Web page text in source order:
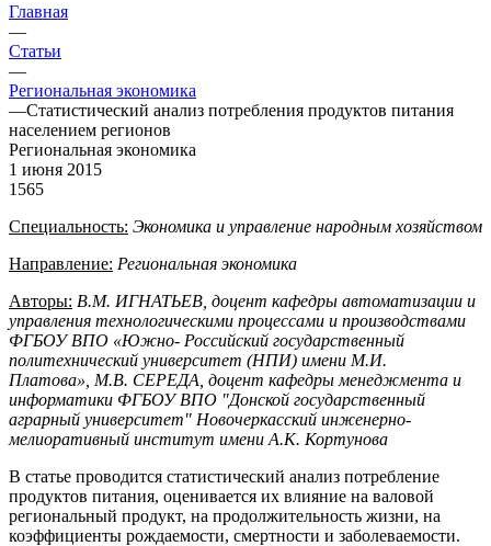
Главная
—
Статьи
—
Региональная экономика
—Статистический анализ потребления продуктов питания
населением регионов
Региональная экономика
1 июня 2015
1565
Специальность: Экономика и управление народным хозяйством
Направление: Региональная экономика
Авторы: В.М. ИГНАТЬЕВ, доцент кафедры автоматизации и
управления технологическими процессами и производствами
ФГБОУ ВПО «Южно- Российский государственный
политехнический университет (НПИ) имени М.И.
Платова», М.В. СЕРЕДА, доцент кафедры менеджмента и
информатики ФГБОУ ВПО "Донской государственный
аграрный университет" Новочеркасский инженерно-
мелиоративный институт имени А.К. Кортунова
В статье проводится статистический анализ потребление
продуктов питания, оценивается их влияние на валовой
региональный продукт, на продолжительность жизни, на
коэффициенты рождаемости, смертности и заболеваемости.